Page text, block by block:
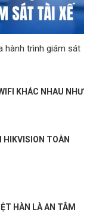
hành trình giám sát
KHÁC NHAU NHƯ
TOÀN
HÀN LÀ AN TÂM